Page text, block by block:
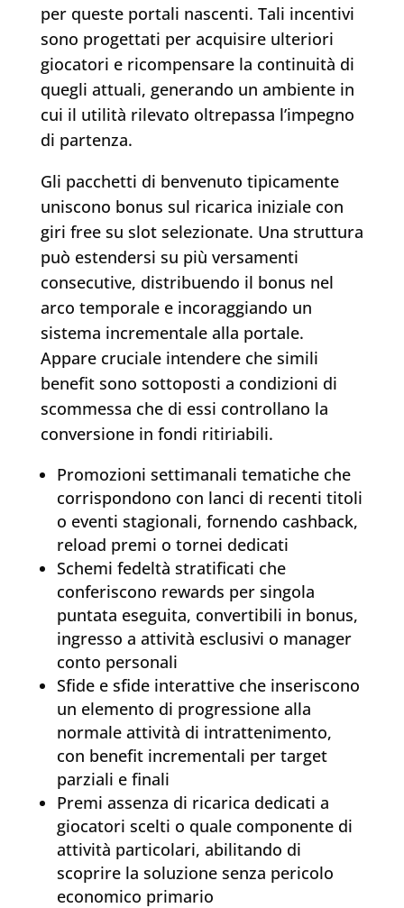
per queste portali nascenti. Tali incentivi
sono progettati per acquisire ulteriori
giocatori e ricompensare la continuità di
quegli attuali, generando un ambiente in
cui il utilità rilevato oltrepassa l’impegno
di partenza.
Gli pacchetti di benvenuto tipicamente
uniscono bonus sul ricarica iniziale con
giri free su slot selezionate. Una struttura
può estendersi su più versamenti
consecutive, distribuendo il bonus nel
arco temporale e incoraggiando un
sistema incrementale alla portale.
Appare cruciale intendere che simili
benefit sono sottoposti a condizioni di
scommessa che di essi controllano la
conversione in fondi ritiriabili.
Promozioni settimanali tematiche che
corrispondono con lanci di recenti titoli
o eventi stagionali, fornendo cashback,
reload premi o tornei dedicati
Schemi fedeltà stratificati che
conferiscono rewards per singola
puntata eseguita, convertibili in bonus,
ingresso a attività esclusivi o manager
conto personali
Sfide e sfide interattive che inseriscono
un elemento di progressione alla
normale attività di intrattenimento,
con benefit incrementali per target
parziali e finali
Premi assenza di ricarica dedicati a
giocatori scelti o quale componente di
attività particolari, abilitando di
scoprire la soluzione senza pericolo
economico primario